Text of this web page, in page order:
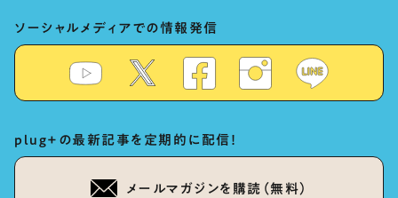
ソーシャルメディアでの情報発信
plug+の最新記事を定期的に配信！
メールマガジンを購読（無料）